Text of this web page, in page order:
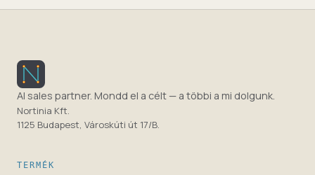
AI sales partner. Mondd el a célt — a többi a mi dolgunk.
Nortinia Kft.
1125 Budapest, Városkúti út 17/B.
TERMÉK